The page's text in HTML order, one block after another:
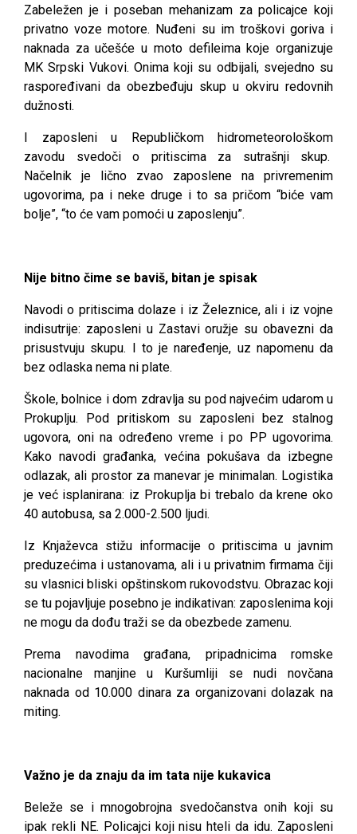
Zabeležen je i poseban mehanizam za policajce koji
privatno voze motore. Nuđeni su im troškovi goriva i
naknada za učešće u moto defileima koje organizuje
MK Srpski Vukovi. Onima koji su odbijali, svejedno su
raspoređivani da obezbeđuju skup u okviru redovnih
dužnosti.
I zaposleni u Republičkom hidrometeorološkom
zavodu svedoči o pritiscima za sutrašnji skup.
Načelnik je lično zvao zaposlene na privremenim
ugovorima, pa i neke druge i to sa pričom “biće vam
bolje”, “to će vam pomoći u zaposlenju”.
Nije bitno čime se baviš, bitan je spisak
Navodi o pritiscima dolaze i iz Železnice, ali i iz vojne
indisutrije: zaposleni u Zastavi oružje su obavezni da
prisustvuju skupu. I to je naređenje, uz napomenu da
bez odlaska nema ni plate.
Škole, bolnice i dom zdravlja su pod najvećim udarom u
Prokuplju. Pod pritiskom su zaposleni bez stalnog
ugovora, oni na određeno vreme i po PP ugovorima.
Kako navodi građanka, većina pokušava da izbegne
odlazak, ali prostor za manevar je minimalan. Logistika
je već isplanirana: iz Prokuplja bi trebalo da krene oko
40 autobusa, sa 2.000-2.500 ljudi.
Iz Knjaževca stižu informacije o pritiscima u javnim
preduzećima i ustanovama, ali i u privatnim firmama čiji
su vlasnici bliski opštinskom rukovodstvu. Obrazac koji
se tu pojavljuje posebno je indikativan: zaposlenima koji
ne mogu da dođu traži se da obezbede zamenu.
Prema navodima građana, pripadnicima romske
nacionalne manjine u Kuršumliji se nudi novčana
naknada od 10.000 dinara za organizovani dolazak na
miting.
Važno je da znaju da im tata nije kukavica
Beleže se i mnogobrojna svedočanstva onih koji su
ipak rekli NE. Policajci koji nisu hteli da idu. Zaposleni